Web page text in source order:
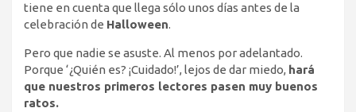
tiene en cuenta que llega sólo unos días antes de la
celebración de Halloween.
Pero que nadie se asuste. Al menos por adelantado.
Porque ‘¿Quién es? ¡Cuidado!’, lejos de dar miedo, hará
que nuestros primeros lectores pasen muy buenos
ratos.